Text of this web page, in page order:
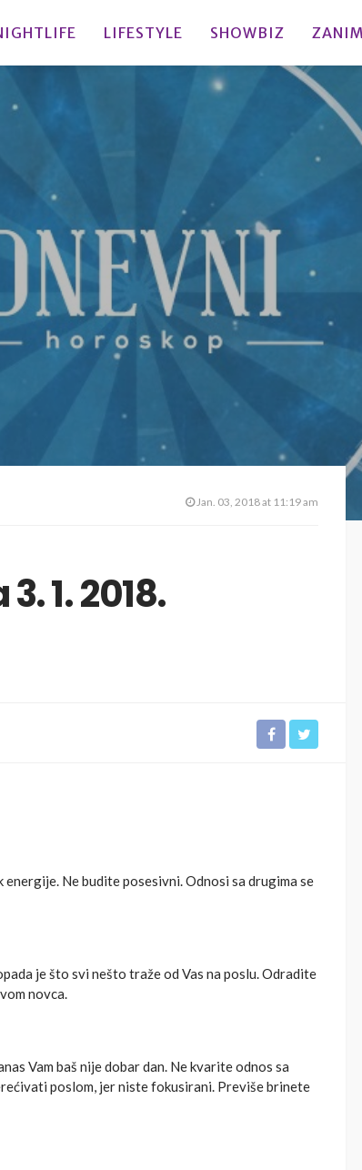
LIFESTYLE SHOWBIZ
Jan. 03, 2018 at 11:19 am
1. 2018.
Ne budite posesivni. Odnosi sa drugima se
je što svi nešto traže od Vas na poslu. Odradite
novca.
Vam baš nije dobar dan. Ne kvarite odnos sa
poslom, jer niste fokusirani. Previše brinete